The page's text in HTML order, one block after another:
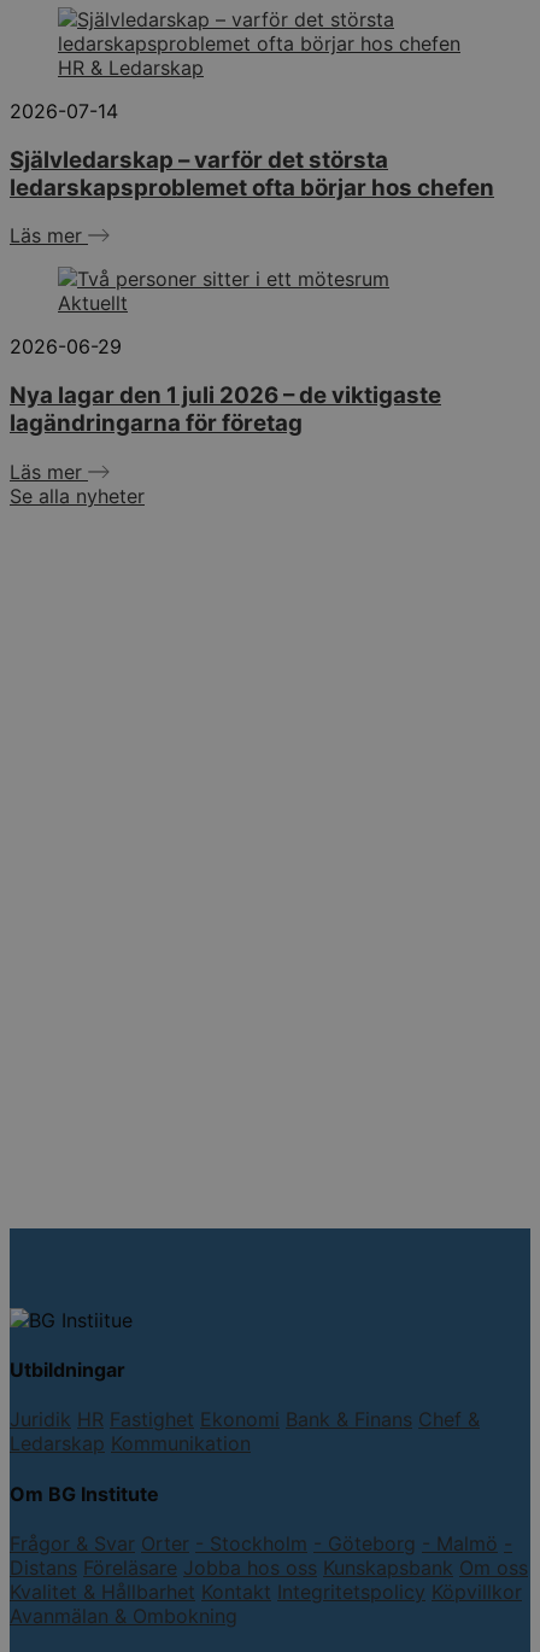
HR & Ledarskap
2026-07-14
Självledarskap – varför det största
ledarskapsproblemet ofta börjar hos chefen
Läs mer
Aktuellt
2026-06-29
Nya lagar den 1 juli 2026 – de viktigaste
lagändringarna för företag
Läs mer
Se alla nyheter
Utbildningar
Juridik HR Fastighet Ekonomi Bank & Finans Chef &
Ledarskap Kommunikation
Om BG Institute
Frågor & Svar Orter - Stockholm - Göteborg - Malmö -
Distans Föreläsare Jobba hos oss Kunskapsbank Om oss
Kvalitet & Hållbarhet Kontakt Integritetspolicy Köpvillkor
Avanmälan & Ombokning